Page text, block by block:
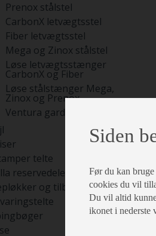
Prenox stålstel
CarbonX letvægtsstel
Fiber letvægtsstel
Mega og Zinox stålstel
Løse letvægtsstænger
CarbonX og Fiber
Løse stålstænger Mega,
Zinox og Prenox
Ventura gardinstænger
telte
reservedele
og tilbehør
Siden
Før du kan
cookies du vil
Du vil altid
ikonet i nederste